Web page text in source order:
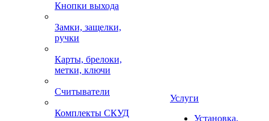
Кнопки выхода
Замки, защелки,
ручки
Карты, брелоки,
метки, ключи
Считыватели
Комплекты СКУД
Услуги
Установка,